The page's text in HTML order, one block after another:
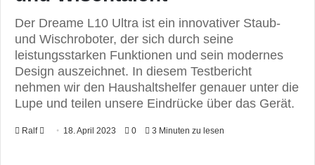
Der Dreame L10 Ultra ist ein innovativer Staub-
und Wischroboter, der sich durch seine
leistungsstarken Funktionen und sein modernes
Design auszeichnet. In diesem Testbericht
nehmen wir den Haushaltshelfer genauer unter die
Lupe und teilen unsere Eindrücke über das Gerät.
Ralf 18. April 2023 0 3 Minuten zu lesen